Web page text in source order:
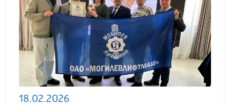
18.02.2026